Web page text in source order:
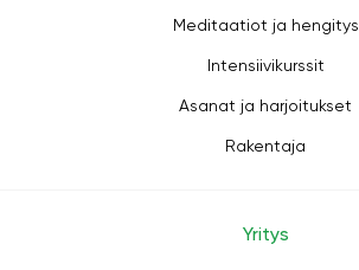
Meditaatiot ja hengitys
Intensiivikurssit
Asanat ja harjoitukset
Rakentaja
Yritys